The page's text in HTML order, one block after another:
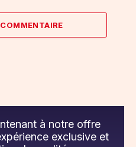
à notre offre
exclusive et